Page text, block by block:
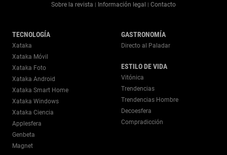
Sobre la revista | Información legal | Contacto
TECNOLOGÍA
Xataka
Xataka Móvil
Xataka Foto
Xataka Android
Xataka Smart Home
Xataka Windows
Xataka Ciencia
Applesfera
Genbeta
Magnet
GASTRONOMÍA
Directo al Paladar
ESTILO DE VIDA
Vitónica
Trendencias
Trendencias Hombre
Decoesfera
Compradicción